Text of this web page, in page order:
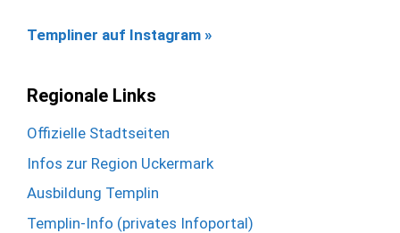
Templiner auf Instagram »
Regionale Links
Offizielle Stadtseiten
Infos zur Region Uckermark
Ausbildung Templin
Templin-Info (privates Infoportal)